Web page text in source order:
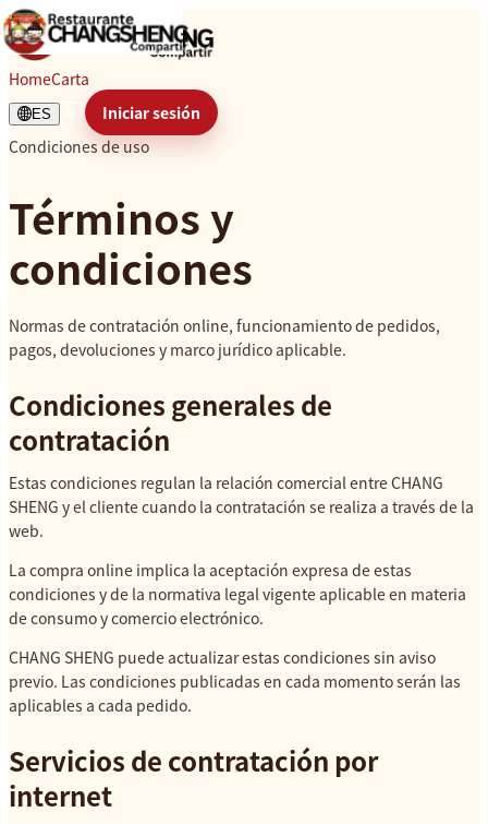
HomeCarta
ES
Iniciar sesión
Condiciones de uso
Términos y
condiciones
Normas de contratación online, funcionamiento de pedidos,
pagos, devoluciones y marco jurídico aplicable.
Condiciones generales de
contratación
Estas condiciones regulan la relación comercial entre CHANG
SHENG y el cliente cuando la contratación se realiza a través de la
web.
La compra online implica la aceptación expresa de estas
condiciones y de la normativa legal vigente aplicable en materia
de consumo y comercio electrónico.
CHANG SHENG puede actualizar estas condiciones sin aviso
previo. Las condiciones publicadas en cada momento serán las
aplicables a cada pedido.
Servicios de contratación por
internet